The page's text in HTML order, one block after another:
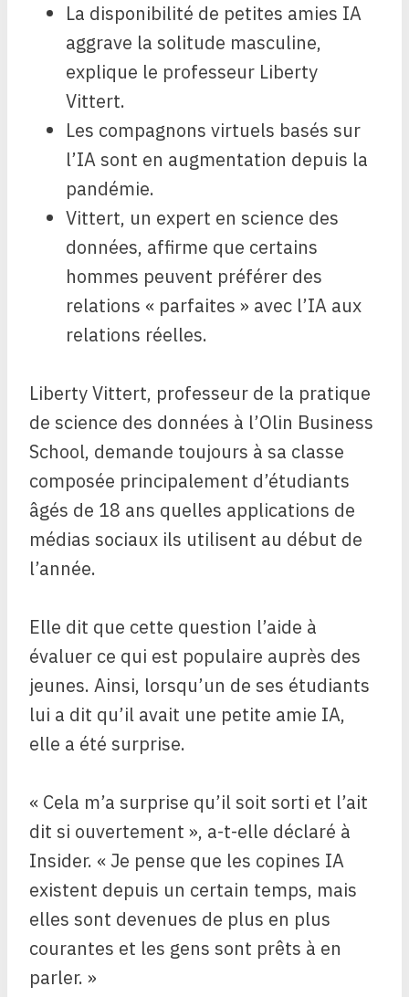
La disponibilité de petites amies IA
aggrave la solitude masculine,
explique le professeur Liberty
Vittert.
Les compagnons virtuels basés sur
l’IA sont en augmentation depuis la
pandémie.
Vittert, un expert en science des
données, affirme que certains
hommes peuvent préférer des
relations « parfaites » avec l’IA aux
relations réelles.
Liberty Vittert, professeur de la pratique
de science des données à l’Olin Business
School, demande toujours à sa classe
composée principalement d’étudiants
âgés de 18 ans quelles applications de
médias sociaux ils utilisent au début de
l’année.
Elle dit que cette question l’aide à
évaluer ce qui est populaire auprès des
jeunes. Ainsi, lorsqu’un de ses étudiants
lui a dit qu’il avait une petite amie IA,
elle a été surprise.
« Cela m’a surprise qu’il soit sorti et l’ait
dit si ouvertement », a-t-elle déclaré à
Insider. « Je pense que les copines IA
existent depuis un certain temps, mais
elles sont devenues de plus en plus
courantes et les gens sont prêts à en
parler. »